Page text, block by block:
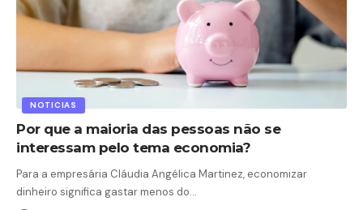
NOTICIAS
Por que a maioria das pessoas não se
interessam pelo tema economia?
Para a empresária Cláudia Angélica Martinez, economizar
dinheiro significa gastar menos do…